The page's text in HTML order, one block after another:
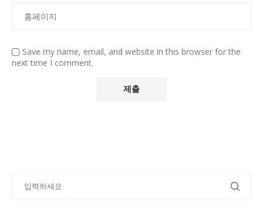
Save my name, email, and website in this browser for the
next time I comment.